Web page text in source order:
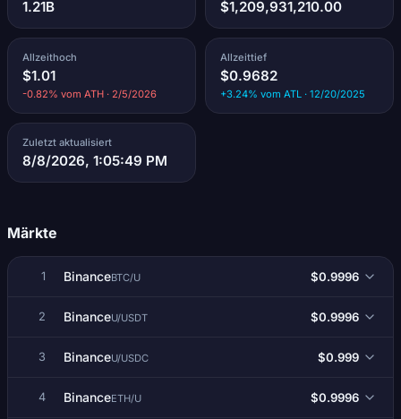
1.21B $1,209,931,210.00
Allzeithoch
$1.01
-0.82% vom ATH · 2/5/2026
Allzeittief
$0.9682
+3.24% vom ATL · 12/20/2025
Zuletzt aktualisiert
8/8/2026, 1:05:49 PM
Märkte
1 BinanceBTC/U $0.9996
2 BinanceU/USDT $0.9996
3 BinanceU/USDC $0.999
4 BinanceETH/U $0.9996